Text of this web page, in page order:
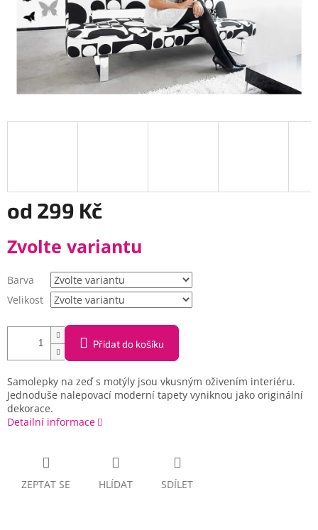
od 299 Kč
cena:
Zvolte variantu
Barva
Velikost
Přidat do košíku
Samolepky na zeď s motýly jsou vkusným oživením interiéru.
Jednoduše nalepovací moderní tapety vyniknou jako originální
dekorace.
Detailní informace
ZEPTAT SE HLÍDAT SDÍLET